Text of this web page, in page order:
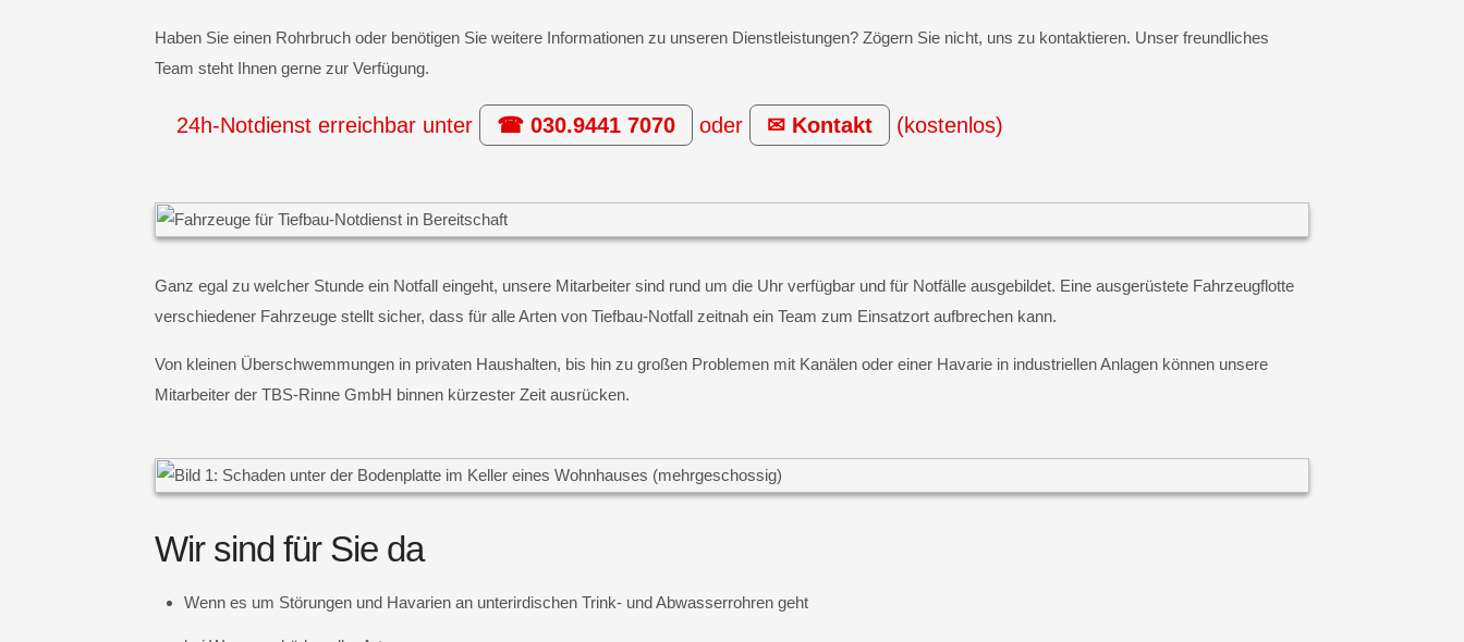
Haben Sie einen Rohrbruch oder benötigen Sie weitere Informationen zu unseren Dienstleistungen? Zögern Sie nicht, uns zu kontaktieren. Unser freundliches
Team steht Ihnen gerne zur Verfügung.
24h-Notdienst erreichbar unter ☎ 030.9441 7070 oder ✉ Kontakt (kostenlos)
Ganz egal zu welcher Stunde ein Notfall eingeht, unsere Mitarbeiter sind rund um die Uhr verfügbar und für Notfälle ausgebildet. Eine ausgerüstete Fahrzeugflotte
verschiedener Fahrzeuge stellt sicher, dass für alle Arten von Tiefbau-Notfall zeitnah ein Team zum Einsatzort aufbrechen kann.
Von kleinen Überschwemmungen in privaten Haushalten, bis hin zu großen Problemen mit Kanälen oder einer Havarie in industriellen Anlagen können unsere
Mitarbeiter der TBS-Rinne GmbH binnen kürzester Zeit ausrücken.
Wir sind für Sie da
Wenn es um Störungen und Havarien an unterirdischen Trink- und Abwasserrohren geht